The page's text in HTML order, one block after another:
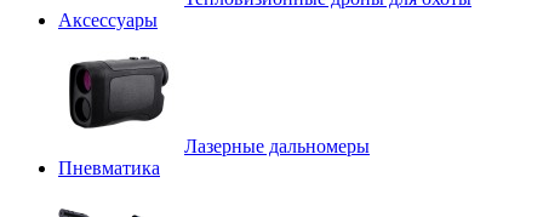
Аксессуары
Лазерные дальномеры
Пневматика